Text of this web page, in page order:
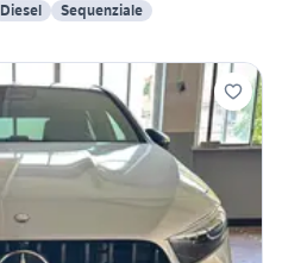
Diesel
Sequenziale